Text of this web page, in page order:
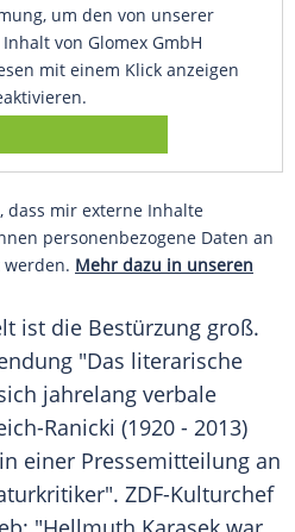
um den von unserer
von Glomex GmbH
mit einem Klick anzeigen
dass mir externe Inhalte
personenbezogene Daten an
Mehr dazu in unseren
ist die Bestürzung groß.
"Das literarische
jahrelang verbale
Ranicki (1920 - 2013)
einer Pressemitteilung an
ZDF-Kulturchef